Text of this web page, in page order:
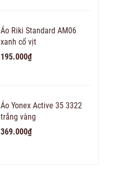
Áo Riki Standard AM06
xanh cổ vịt
195.000₫
Áo Yonex Active 35 3322
trắng vàng
369.000₫